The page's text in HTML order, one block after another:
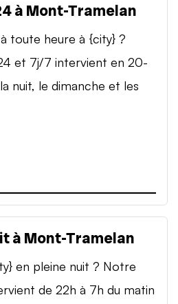
à Mont-Tramelan
toute heure à {city} ?
et 7j/7 intervient en 20-
nuit, le dimanche et les
à Mont-Tramelan
en pleine nuit ? Notre
de 22h à 7h du matin